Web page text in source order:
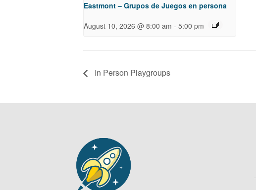
Eastmont – Grupos de Juegos en persona
August 10, 2026 @ 8:00 am - 5:00 pm
In Person Playgroups